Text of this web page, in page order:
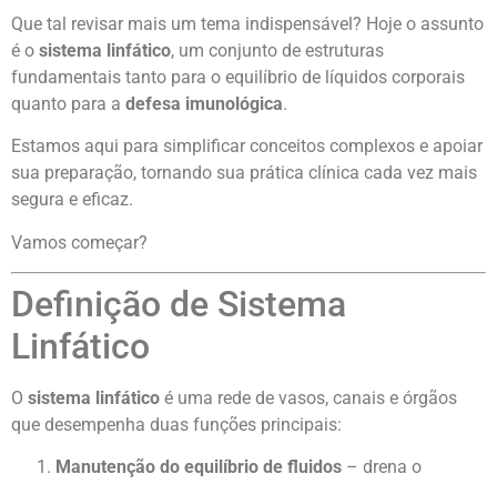
Que tal revisar mais um tema indispensável? Hoje o assunto
é o sistema linfático, um conjunto de estruturas
fundamentais tanto para o equilíbrio de líquidos corporais
quanto para a defesa imunológica.
Estamos aqui para simplificar conceitos complexos e apoiar
sua preparação, tornando sua prática clínica cada vez mais
segura e eficaz.
Vamos começar?
Definição de Sistema
Linfático
O sistema linfático é uma rede de vasos, canais e órgãos
que desempenha duas funções principais:
Manutenção do equilíbrio de fluidos – drena o